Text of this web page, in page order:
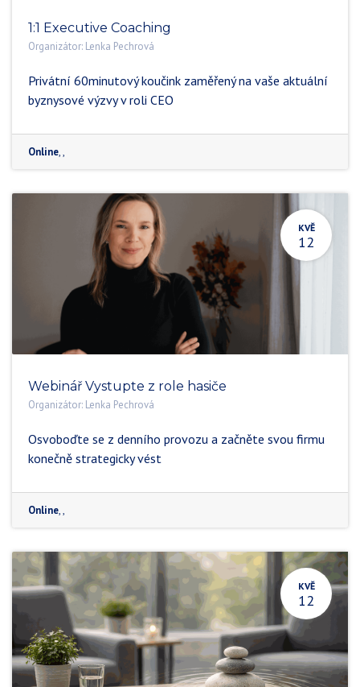
1:1 Executive Coaching
Organizátor: Lenka Pechrová
Privátní 60minutový koučink zaměřený na vaše aktuální
byznysové výzvy v roli CEO
Online,,
KVĚ
12
Webinář Vystupte z role hasiče
Organizátor: Lenka Pechrová
Osvoboďte se z denního provozu a začněte svou firmu
konečně strategicky vést
Online,,
KVĚ
12